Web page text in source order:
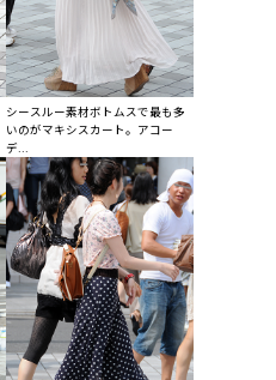
シースルー素材ボトムスで最も多
いのがマキシスカート。アコー
デ...